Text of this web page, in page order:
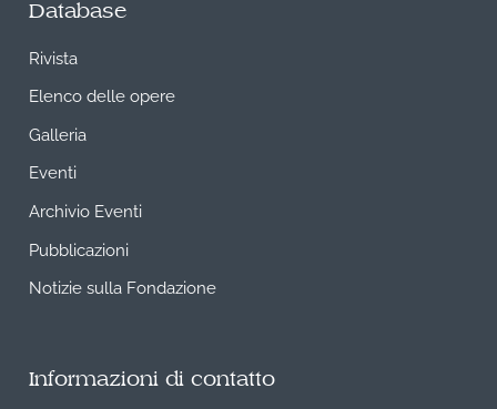
Database
Rivista
Elenco delle opere
Galleria
Eventi
Archivio Eventi
Pubblicazioni
Notizie sulla Fondazione
Informazioni di contatto